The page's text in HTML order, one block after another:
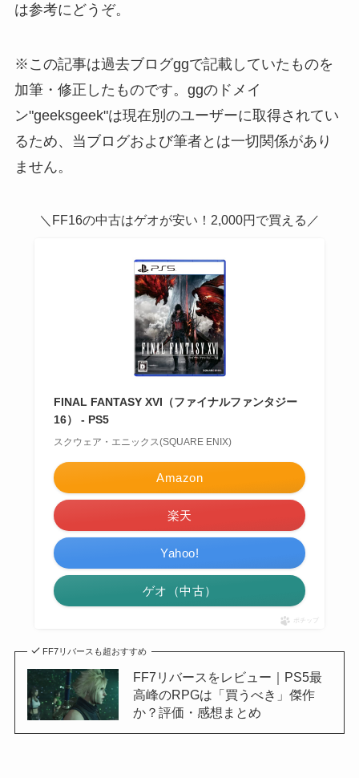
は参考にどうぞ。
※この記事は過去ブログggで記載していたものを
加筆・修正したものです。ggのドメイ
ン"geeksgeek"は現在別のユーザーに取得されてい
るため、当ブログおよび筆者とは一切関係があり
ません。
＼FF16の中古はゲオが安い！2,000円で買える／
FINAL FANTASY XVI（ファイナルファンタジー
16） - PS5
スクウェア・エニックス(SQUARE ENIX)
Amazon
楽天
Yahoo!
ゲオ（中古）
ポチップ
FF7リバースも超おすすめ
FF7リバースをレビュー｜PS5最
高峰のRPGは「買うべき」傑作
か？評価・感想まとめ